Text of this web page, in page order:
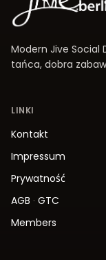
Modern Jive Social
tańca, dobra
LINKI
Kontakt
Impressum
Prywatność
AGB · GTC
Members